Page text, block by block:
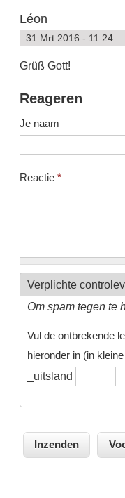
Léon
31 Mrt 2016 - 11:24
Grüß Gott!
Reageren
Je naam
Reactie *
Verplichte
Om spam tegen te
Vul de ontbrekende
hieronder in (in
_uitsland